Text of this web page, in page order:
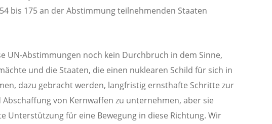
bis 175 an der Abstimmung teilnehmenden Staaten
UN-Abstimmungen noch kein Durchbruch in dem Sinne,
und die Staaten, die einen nuklearen Schild für sich in
dazu gebracht werden, langfristig ernsthafte Schritte zur
von Kernwaffen zu unternehmen, aber sie
Unterstützung für eine Bewegung in diese Richtung. Wir